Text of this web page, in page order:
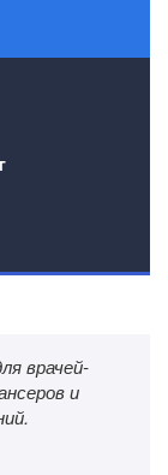
врачей-
и